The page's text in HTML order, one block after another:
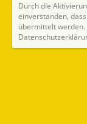
Durch die
einverstanden,
übermittelt